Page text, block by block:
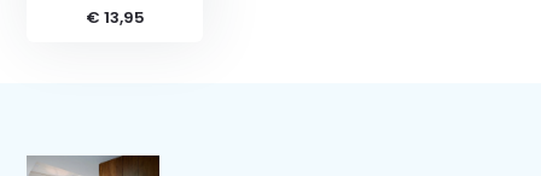
€ 13,95